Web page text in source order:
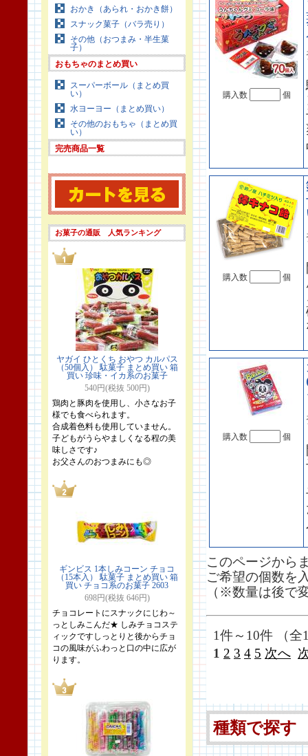
おかき（あられ・おかき餅）
スナック菓子（バラ売り）
その他（おつまみ・半生菓
子）
おもちゃのまとめ買い
スーパーボール（まとめ買
い）
水ヨーヨー（まとめ買い）
その他のおもちゃ（まとめ買
い）
完売商品一覧
お菓子の通販 人気ランキング
ヤガイ ひとくち おやつ カルパス
（50個入） 駄菓子 まとめ買い 箱
買い 珍味・イカ系のお菓子
540円(税抜 500円)
鶏肉と豚肉を使用し、小さなお子
様でも食べられます。
合成着色料も使用していません。
子どもがうらやましくなる程の美
味しさです♪
お父さんのおつまみにも◎
ギンビス 1本しみコーン チョコ
（15本入） 駄菓子 まとめ買い 箱
買い チョコ系のお菓子 2603
698円(税抜 646円)
チョコレートにスナックにじわ～
っとしみこんだ★ しみチョコステ
ィックですしっとりと後からチョ
コの風味がふわっと口の中に広が
ります。
購入数 個
購入数 個
購入数 個
このページから
ご希望の個数を
（※数量は後で
1件～10件 （
1 2 3 4 5 次へ
種類で探す